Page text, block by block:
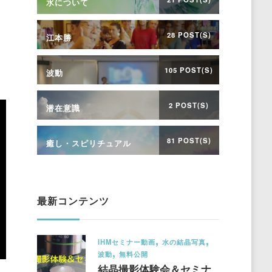
江本勝 28 POST(S)
波動 105 POST(S)
潜在意識 2 POST(S)
癒し・スピリチュアル 81 POST(S)
最新コンテンツ
IHMセミナー動画
水の結晶写真
波動
無料公開